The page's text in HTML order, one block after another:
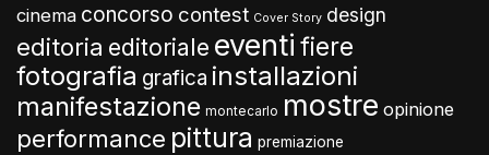
cinema concorso contest Cover Story design
editoria editoriale eventi fiere
fotografia grafica installazioni
manifestazione montecarlo mostre opinione
performance pittura premiazione